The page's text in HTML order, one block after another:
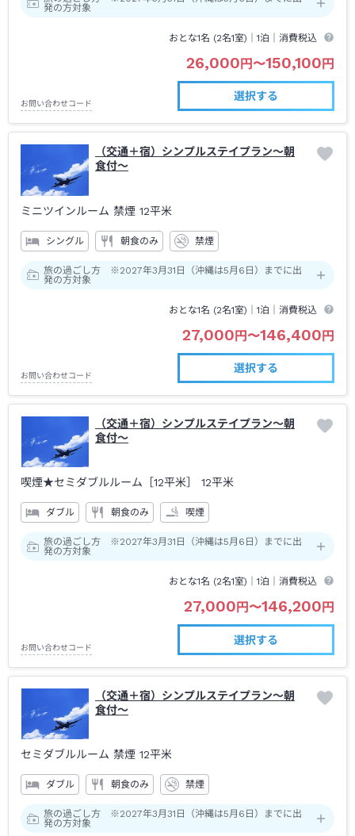
発の方対象
おとな1名 (2名1室)｜1泊 ｜消費税込
26,000円〜150,100円
お問い合わせコード
選択する
（交通＋宿）シンプルステイプラン～朝
食付～
ミニツインルーム 禁煙 12平米
シングル 朝食のみ 禁煙
旅の過ごし方 ※2027年3月31日（沖縄は5月6日）までに出
発の方対象
おとな1名 (2名1室)｜1泊 ｜消費税込
27,000円〜146,400円
お問い合わせコード
選択する
（交通＋宿）シンプルステイプラン～朝
食付～
喫煙★セミダブルルーム［12平米］ 12平米
ダブル 朝食のみ 喫煙
旅の過ごし方 ※2027年3月31日（沖縄は5月6日）までに出
発の方対象
おとな1名 (2名1室)｜1泊 ｜消費税込
27,000 円 〜146,200 円
お問い合わせコード
選択する
（交通＋宿）シンプルステイプラン～朝
食付～
セミダブルルーム 禁煙 12平米
ダブル 朝食のみ 禁煙
旅の過ごし方 ※2027年3月31日（沖縄は5月6日）までに出
発の方対象